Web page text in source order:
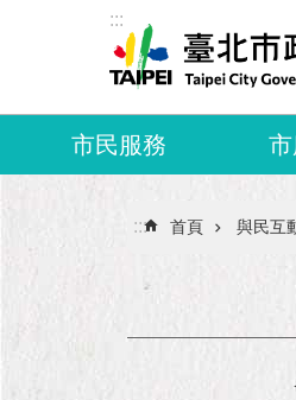
跳到主要內容區塊
:::
市民服務
::: 首頁 與民互